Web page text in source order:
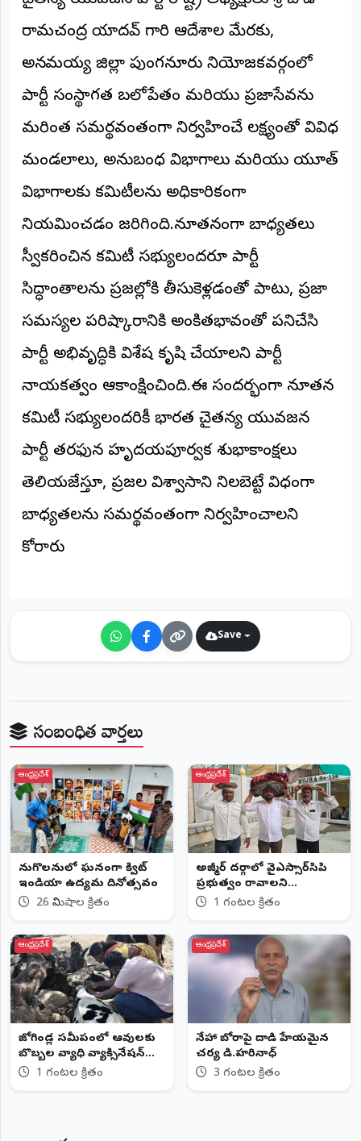
జాతీయం
ఆర్టీఐ
రిపోర్టర్స్
(REPORTERS
DESK)
మా
రిపోర్టర్లు
రిపోర్టర్‌గా
లాగిన్
(Login)
2026
NTODAY
NEWS
పక్షం
రామచంద్ర యాదవ్ గారి ఆదేశాల మేరకు,
అన్నమయ్య జిల్లా పుంగనూరు నియోజకవర్గంలో
పార్టీ సంస్థాగత బలోపేతం మరియు ప్రజాసేవను
మరింత సమర్థవంతంగా నిర్వహించే లక్ష్యంతో వివిధ
మండలాలు, అనుబంధ విభాగాలు మరియు యూత్
విభాగాలకు కమిటీలను అధికారికంగా
నియమించడం జరిగింది.నూతనంగా బాధ్యతలు
స్వీకరించిన కమిటీ సభ్యులందరూ పార్టీ
సిద్ధాంతాలను ప్రజల్లోకి తీసుకెళ్లడంతో పాటు, ప్రజా
సమస్యల పరిష్కారానికి అంకితభావంతో పనిచేసి
పార్టీ అభివృద్ధికి విశేష కృషి చేయాలని పార్టీ
నాయకత్వం ఆకాంక్షించింది.ఈ సందర్భంగా నూతన
కమిటీ సభ్యులందరికీ భారత చైతన్య యువజన
పార్టీ తరఫున హృదయపూర్వక శుభాకాంక్షలు
తెలియజేస్తూ, ప్రజల విశ్వాసాన్ని నిలబెట్టే విధంగా
బాధ్యతలను సమర్థవంతంగా నిర్వహించాలని
కోరారు
Save
సంబంధిత వార్తలు
ఆంధ్రప్రదేశ్
పెనుగొలనులో ఘనంగా క్విట్
ఇండియా ఉద్యమ దినోత్సవం
26 నిమిషాల క్రితం
ఆంధ్రప్రదేశ్
అజ్మీర్ దర్గాలో వైఎస్సార్‌సిపి
ప్రభుత్వం రావాలని
ప్రార్థనలు...
1 గంటల క్రితం
ఆంధ్రప్రదేశ్
జోగిండ్ల సమీపంలో ఆవులకు
బొబ్బల వ్యాధి వ్యాక్సినేషన్...
1 గంటల క్రితం
ఆంధ్రప్రదేశ్
నేహా బోరాపై దాడి హేయమైన
చర్య డి.హరినాధ్
3 గంటల క్రితం